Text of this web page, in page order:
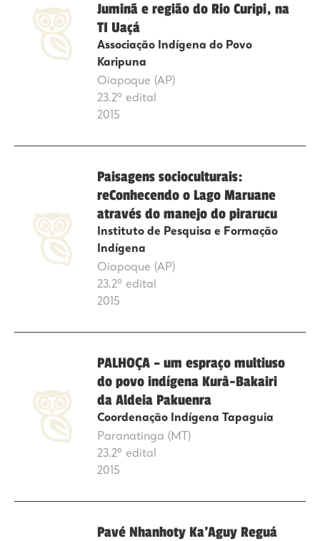
Juminã e região do Rio Curipi, na
TI Uaçá
Associação Indígena do Povo
Karipuna
Oiapoque (AP)
23.2º edital
2015
Paisagens socioculturais:
reConhecendo o Lago Maruane
através do manejo do pirarucu
Instituto de Pesquisa e Formação
Indígena
Oiapoque (AP)
23.2º edital
2015
PALHOÇA – um espraço multiuso
do povo indígena Kurâ-Bakairi
da Aldeia Pakuenra
Coordenação Indígena Tapaguia
Paranatinga (MT)
23.2º edital
2015
Pavé Nhanhoty Ka’Aguy Reguá